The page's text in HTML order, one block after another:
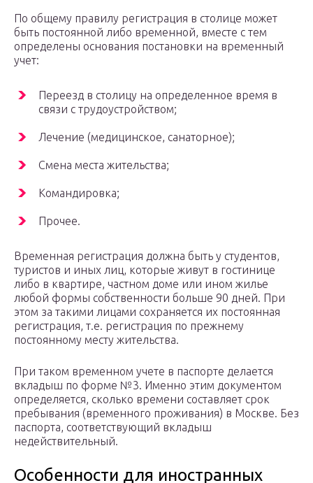
По общему правилу регистрация в столице может
быть постоянной либо временной, вместе с тем
определены основания постановки на временный
учет:
Переезд в столицу на определенное время в
связи с трудоустройством;
Лечение (медицинское, санаторное);
Смена места жительства;
Командировка;
Прочее.
Временная регистрация должна быть у студентов,
туристов и иных лиц, которые живут в гостинице
либо в квартире, частном доме или ином жилье
любой формы собственности больше 90 дней. При
этом за такими лицами сохраняется их постоянная
регистрация, т.е. регистрация по прежнему
постоянному месту жительства.
При таком временном учете в паспорте делается
вкладыш по форме №3. Именно этим документом
определяется, сколько времени составляет срок
пребывания (временного проживания) в Москве. Без
паспорта, соответствующий вкладыш
недействительный.
Особенности для иностранных